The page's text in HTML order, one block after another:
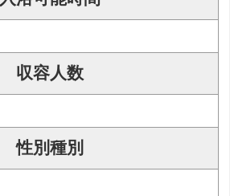
収容人数
性別種別